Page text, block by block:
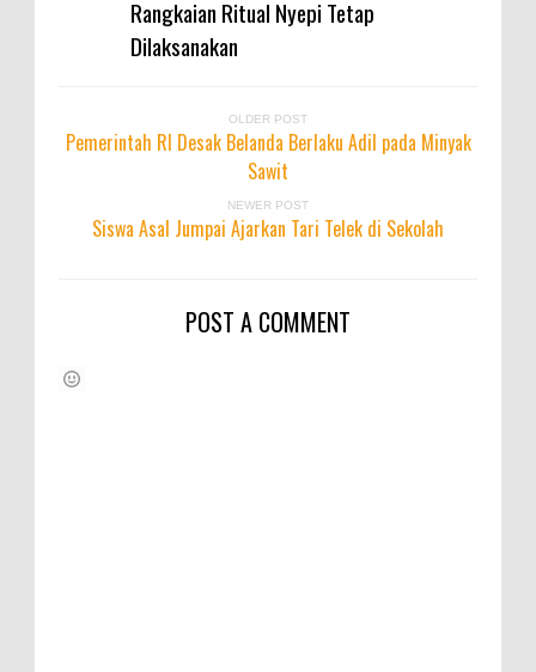
Rangkaian Ritual Nyepi Tetap
Dilaksanakan
OLDER POST
Pemerintah RI Desak Belanda Berlaku Adil pada Minyak
Sawit
NEWER POST
Siswa Asal Jumpai Ajarkan Tari Telek di Sekolah
POST A COMMENT